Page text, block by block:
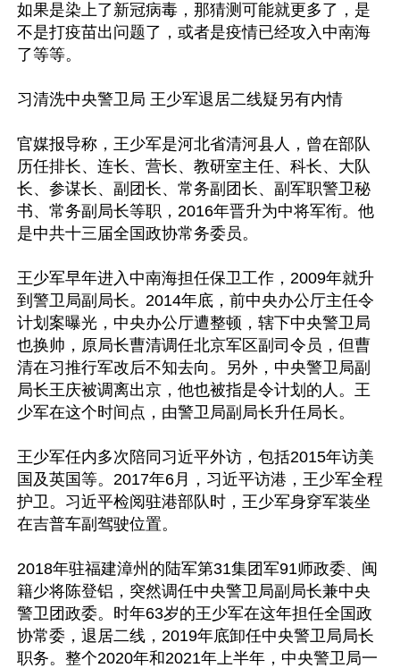
如果是染上了新冠病毒，那猜测可能就更多了，是
不是打疫苗出问题了，或者是疫情已经攻入中南海
了等等。
习清洗中央警卫局 王少军退居二线疑另有内情
官媒报导称，王少军是河北省清河县人，曾在部队
历任排长、连长、营长、教研室主任、科长、大队
长、参谋长、副团长、常务副团长、副军职警卫秘
书、常务副局长等职，2016年晋升为中将军衔。他
是中共十三届全国政协常务委员。
王少军早年进入中南海担任保卫工作，2009年就升
到警卫局副局长。2014年底，前中央办公厅主任令
计划案曝光，中央办公厅遭整顿，辖下中央警卫局
也换帅，原局长曹清调任北京军区副司令员，但曹
清在习推行军改后不知去向。另外，中央警卫局副
局长王庆被调离出京，他也被指是令计划的人。王
少军在这个时间点，由警卫局副局长升任局长。
王少军任内多次陪同习近平外访，包括2015年访美
国及英国等。2017年6月，习近平访港，王少军全程
护卫。习近平检阅驻港部队时，王少军身穿军装坐
在吉普车副驾驶位置。
2018年驻福建漳州的陆军第31集团军91师政委、闽
籍少将陈登铝，突然调任中央警卫局副局长兼中央
警卫团政委。时年63岁的王少军在这年担任全国政
协常委，退居二线，2019年底卸任中央警卫局局长
职务。整个2020年和2021年上半年，中央警卫局一